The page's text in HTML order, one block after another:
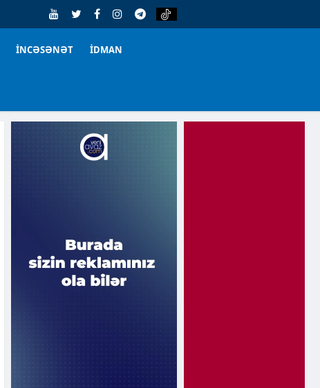
İNCƏSƏNƏT İDMAN